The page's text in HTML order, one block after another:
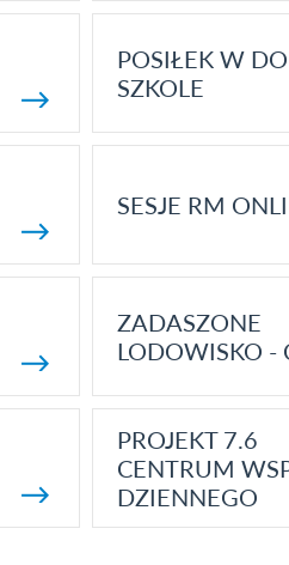
POSIŁEK W
SZKOLE
SESJE RM
ZADASZONE
LODOWISKO -
PROJEKT 7.6
CENTRUM
DZIENNEGO